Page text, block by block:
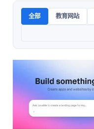
全部 教育网站